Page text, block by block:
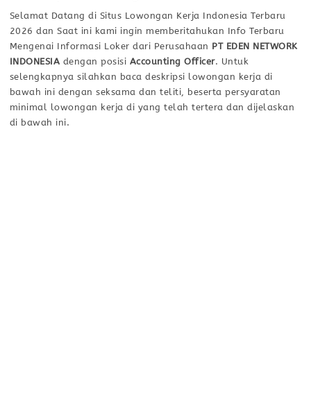
Selamat Datang di Situs Lowongan Kerja Indonesia Terbaru
2026 dan Saat ini kami ingin memberitahukan Info Terbaru
Mengenai Informasi Loker dari Perusahaan PT EDEN NETWORK
INDONESIA dengan posisi Accounting Officer. Untuk
selengkapnya silahkan baca deskripsi lowongan kerja di
bawah ini dengan seksama dan teliti, beserta persyaratan
minimal lowongan kerja di yang telah tertera dan dijelaskan
di bawah ini.